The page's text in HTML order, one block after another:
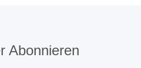
Abonnieren